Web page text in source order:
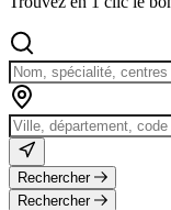
Rechercher
Rechercher